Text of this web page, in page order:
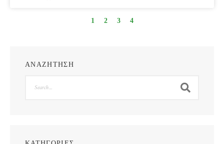
1 2 3 4
ΑΝΑΖΗΤΗΣΗ